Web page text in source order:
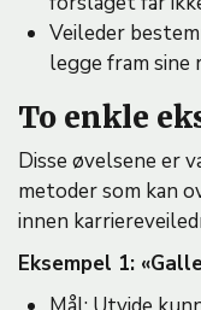
Veileder
legge fram
To enkle
Disse øvelsene er
metoder som kan
innen
Eksempel 1: